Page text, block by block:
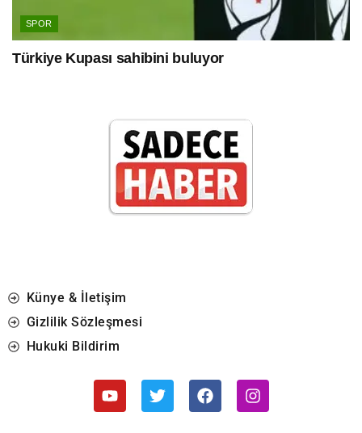
SPOR
Türkiye Kupası sahibini buluyor
Künye & İletişim
Gizlilik Sözleşmesi
Hukuki Bildirim